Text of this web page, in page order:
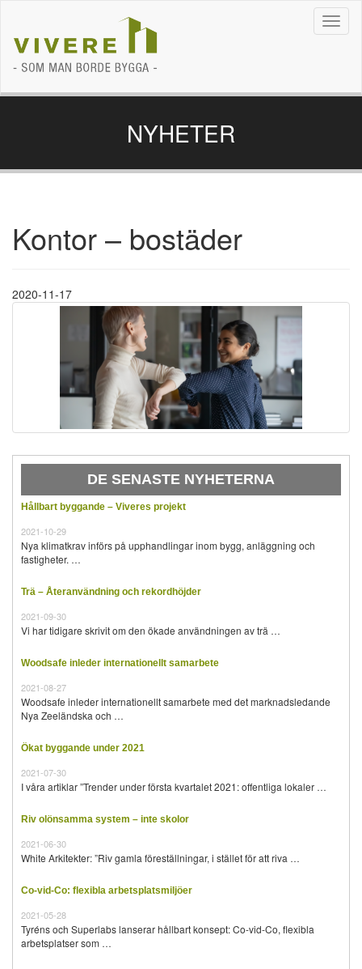
NYHETER
Kontor – bostäder
2020-11-17
DE SENASTE NYHETERNA
Hållbart byggande – Viveres projekt
2021-10-29
Nya klimatkrav införs på upphandlingar inom bygg, anläggning och
fastigheter. …
Trä – Återanvändning och rekordhöjder
2021-09-30
Vi har tidigare skrivit om den ökade användningen av trä …
Woodsafe inleder internationellt samarbete
2021-08-27
Woodsafe inleder internationellt samarbete med det marknadsledande
Nya Zeeländska och …
Ökat byggande under 2021
2021-07-30
I våra artiklar ”Trender under första kvartalet 2021: offentliga lokaler …
Riv olönsamma system – inte skolor
2021-06-30
White Arkitekter: ”Riv gamla föreställningar, i stället för att riva …
Co-vid-Co: flexibla arbetsplatsmiljöer
2021-05-28
Tyréns och Superlabs lanserar hållbart konsept: Co-vid-Co, flexibla
arbetsplatser som …